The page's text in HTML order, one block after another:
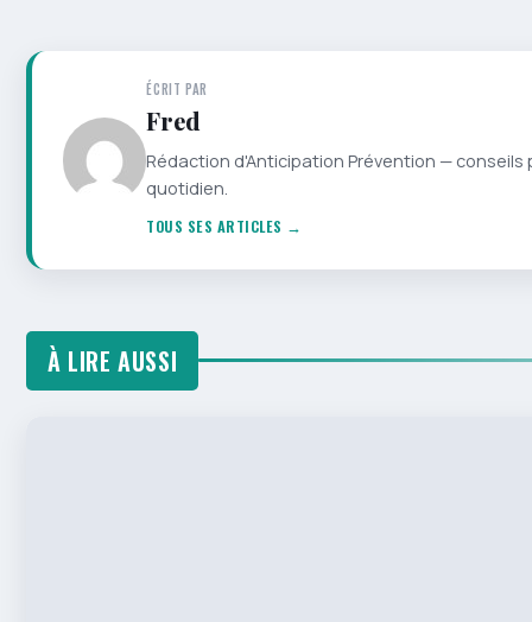
ÉCRIT PAR
Fred
Rédaction d'Anticipation Prévention —
quotidien.
TOUS SES ARTICLES →
À LIRE AUSSI